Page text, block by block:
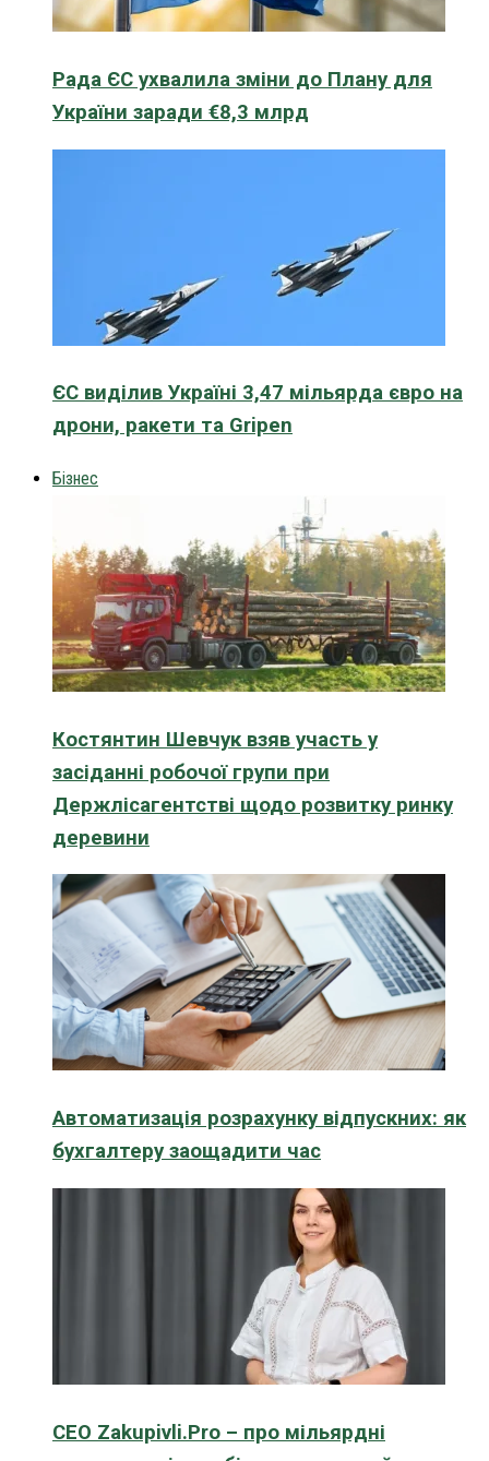
Рада ЄС ухвалила зміни до Плану для
України заради €8,3 млрд
ЄС виділив Україні 3,47 мільярда євро на
дрони, ракети та Gripen
Бізнес
Костянтин Шевчук взяв участь у
засіданні робочої групи при
Держлісагентстві щодо розвитку ринку
деревини
Автоматизація розрахунку відпускних: як
бухгалтеру заощадити час
CEO Zakupivli.Pro – про мільярдні